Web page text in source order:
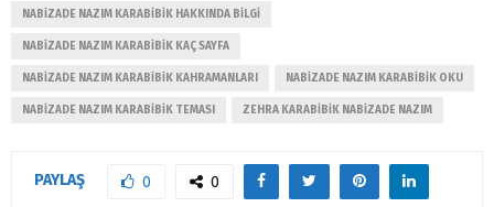
NABIZADE NAZIM KARABIBIK HAKKINDA BILGI
NABIZADE NAZIM KARABIBIK KAÇ SAYFA
NABIZADE NAZIM KARABIBIK KAHRAMANLARI NABIZADE NAZIM KARABIBIK OKU
NABIZADE NAZIM KARABIBIK TEMASI ZEHRA KARABIBIK NABIZADE NAZIM
PAYLAŞ 0 0